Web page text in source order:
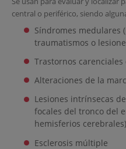
central o periférico, siendo
Síndromes medulares
traumatismos o
Trastornos
Alteraciones de la
Lesiones intrínsecas
focales del tronco del
hemisferios cerebrales)
Esclerosis múltiple